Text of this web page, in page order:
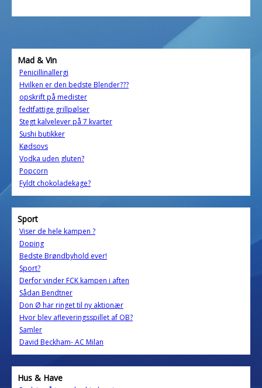
Mad & Vin
Penicillinallergi
Hvilken er den bedste Blender???
opskrift på medister
fedtfattige grillpølser
Stegt kalvelever på 7 kvarter
Sushi butikker
Kødsovs
Vodka uden gluten?
Popcorn
Fyldt chokoladekage?
Sport
Viser de hele kampen ?
Doping
Bedste Brøndbyhold ever!
Sport?
Derfor vinder FCK kampen i aften
Sådan Bendtner
Don Ø har ringet til ny aktionær
Hvor blev afleveringsspillet af OB?
Samler
David Beckham- AC Milan
Hus & Have